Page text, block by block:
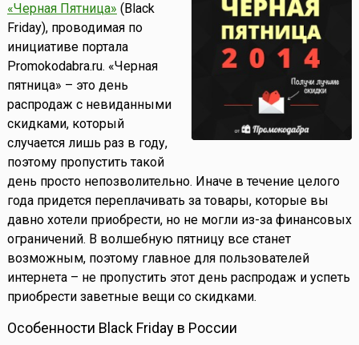
«Черная Пятница» (Black
Friday), проводимая по
инициативе портала
Promokodabra.ru. «Черная
пятница» – это день
распродаж с невиданными
скидками, который
случается лишь раз в году,
поэтому пропустить такой
день просто непозволительно. Иначе в течение целого
года придется переплачивать за товары, которые вы
давно хотели приобрести, но не могли из-за финансовых
ограничений. В волшебную пятницу все станет
возможным, поэтому главное для пользователей
интернета – не пропустить этот день распродаж и успеть
приобрести заветные вещи со скидками.
Особенности Black Friday в России